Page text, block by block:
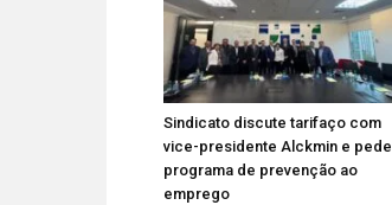
Sindicato discute tarifaço com
vice-presidente Alckmin e pede
programa de prevenção ao
emprego